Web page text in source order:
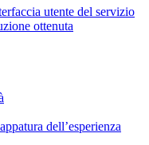
utente del servizio
ottenuta
dell’esperienza